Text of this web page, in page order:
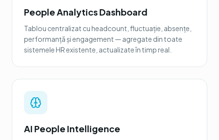
People Analytics Dashboard
Tablou centralizat cu headcount, fluctuație, absențe,
performanță și engagement — agregate din toate
sistemele HR existente, actualizate în timp real.
AI People Intelligence